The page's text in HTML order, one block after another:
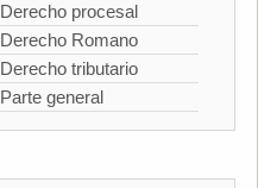
Derecho procesal
Derecho Romano
Derecho tributario
Parte general